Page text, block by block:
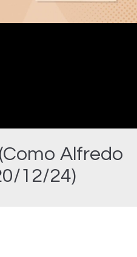
Alfredo
12/24)
Video